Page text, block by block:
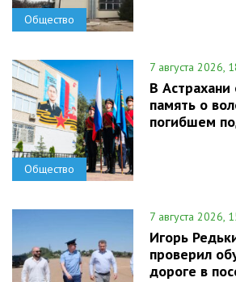
Общество
Общество
7 августа 2026,
В
память о
погибшем
7 августа 2026,
Игорь
проверил
дороге в